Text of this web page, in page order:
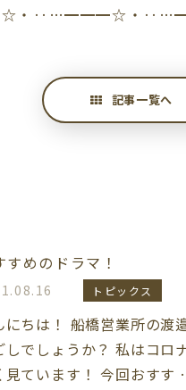
・‥…━━━☆・
記事一覧へ
すめのドラマ！
トピックス
にちは！ 船橋営業所の
しでしょうか？ 私はコロ
見ています！ 今回おす